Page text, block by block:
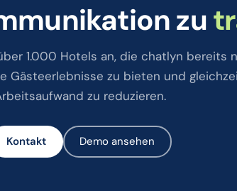
zu
1.000 Hotels an, die chatlyn bereits
Gästeerlebnisse zu bieten und
zu reduzieren.
Kontakt Demo ansehen